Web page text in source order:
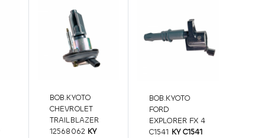
BOB.KYOTO
CHEVROLET
TRAILBLAZER
12568062 KY
BOB.KYOTO
FORD
EXPLORER FX 4
C1541 KY C1541